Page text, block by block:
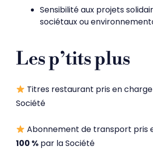
Sensibilité aux projets
sociétaux ou
Les p’tits plus
Titres restaurant pris en
Société
Abonnement de transport pris
100 % par la Société